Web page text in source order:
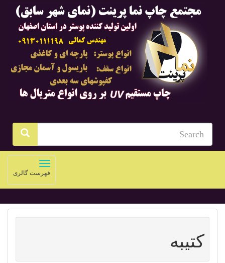
navigation
فهرست گالری
کتیبه